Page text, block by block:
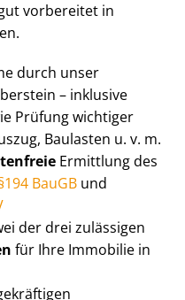
vorbereitet in
durch unser
– inklusive
Prüfung wichtiger
Baulasten u. v. m.
Ermittlung des
BauGB und
der drei zulässigen
für Ihre Immobilie in